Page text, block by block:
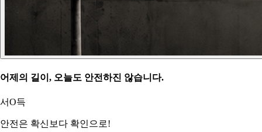
어제의 길이, 오늘도 안전하진 않습니다.
서O득
안전은 확신보다 확인으로!